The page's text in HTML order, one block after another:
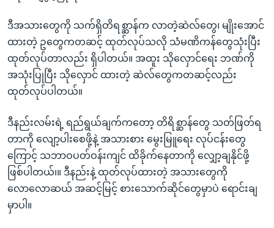
ဒီအသားတွေကို သက်ရှိတိရစ္ဆာန်က လာတဲ့ဆဲလ်တွေ၊ မျိုးအောင်
ထားတဲ့ ဥတွေကတဆင့် ထုတ်လုပ်သလို သံမဏိကန်တွေသုံးပြီး
ထုတ်လုပ်တာလည်း ရှိပါတယ်။ အထူး သိုလှောင်ရေး ဘဏ်ကို
အသုံးပြုပြီး သိုလှောင် ထားတဲ့ ဆဲလ်တွေကတဆင့်လည်း
ထုတ်လုပ်ပါတယ်။
ဒီနည်းလမ်းရဲ့ ရည်ရွယ်ချက်ကတော့ တိရိစ္ဆာန်တွေ သတ်ဖြတ်ရ
တာကို လျော့ပါးစေဖို့နဲ့ အသားစား မွေးမြူရေး လုပ်ငန်းတွေ
ကြောင့် သဘာဝပတ်ဝန်းကျင် ထိခိုက်နေတာကို လျှော့ချနိုင်ဖို့
ဖြစ်ပါတယ်၊။ ဒီနည်းနဲ့ ထုတ်လုပ်ထားတဲ့ အသားတွေကို
လောလောဆယ် အဆင့်မြင့် စားသောက်ဆိုင်တွေမှာပဲ ရောင်းချ
မှာပါ။